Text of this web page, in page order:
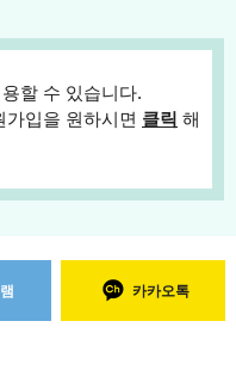
할 수 있습니다.
가입을 원하시면 클릭 해
카카오톡